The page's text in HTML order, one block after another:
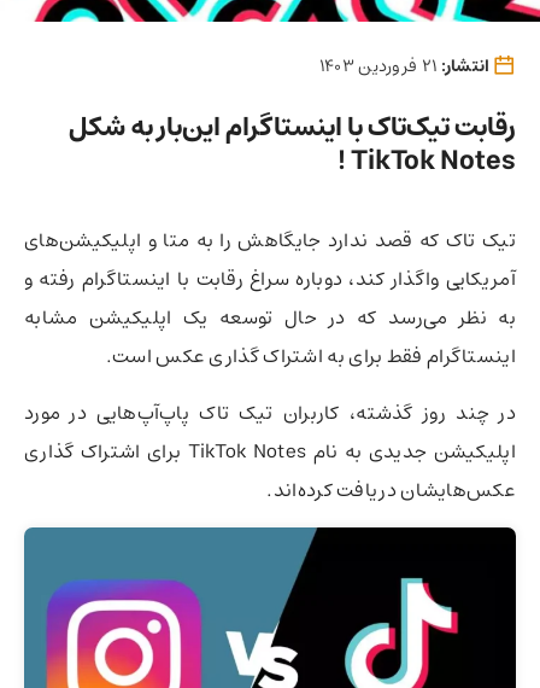
انتشار:
رقابت تیک‌تاک با اینستاگرام این‌بار به شکل
TikTok Notes !
تیک تاک که قصد ندارد جایگاهش را به متا و اپلیکیشن‌های
آمریکایی واگذار کند،‌ دوباره سراغ رقابت با اینستاگرام رفته و
به نظر می‌رسد که در حال توسعه یک اپلیکیشن مشابه
اینستاگرام فقط برای به اشتراک گذاری عکس است.
در چند روز گذشته، کاربران تیک تاک پاپ‌آپ‌هایی در مورد
اپلیکیشن جدیدی به نام TikTok Notes برای اشتراک گذاری
عکس‌هایشان دریافت کرده‌اند.